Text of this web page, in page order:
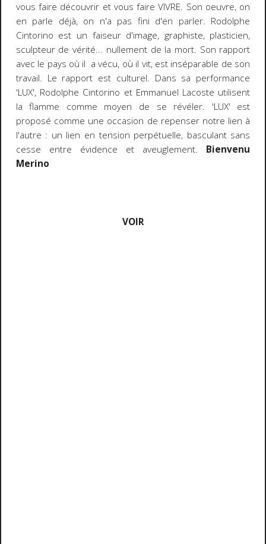
vous faire découvrir et vous faire VIVRE. Son oeuvre, on
en parle déjà, on n'a pas fini d'en parler. Rodolphe
Cintorino est un faiseur d'image, graphiste, plasticien,
sculpteur de vérité... nullement de la mort. Son rapport
avec le pays où il a vécu, où il vit, est inséparable de son
travail. Le rapport est culturel. Dans sa performance
'LUX', Rodolphe Cintorino et Emmanuel Lacoste utilisent
la flamme comme moyen de se révéler. 'LUX' est
proposé comme une occasion de repenser notre lien à
l'autre : un lien en tension perpétuelle, basculant sans
cesse entre évidence et aveuglement. Bienvenu
Merino
VOIR